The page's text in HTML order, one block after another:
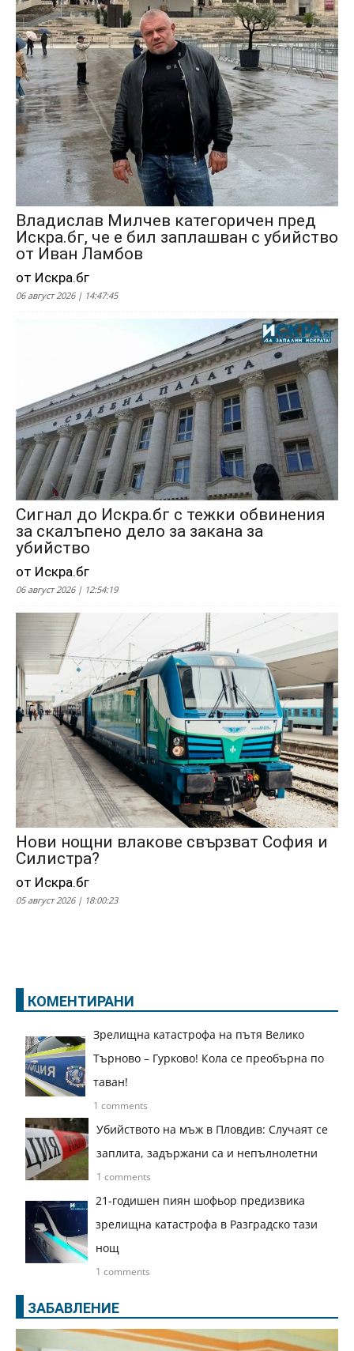
Владислав Милчев категоричен пред
Искра.бг, че е бил заплашван с убийство
от Иван Ламбов
от Искра.бг
06 август 2026 | 14:47:45
Сигнал до Искра.бг с тежки обвинения
за скалъпено дело за закана за
убийство
от Искра.бг
06 август 2026 | 12:54:19
Нови нощни влакове свързват София и
Силистра?
от Искра.бг
05 август 2026 | 18:00:23
КОМЕНТИРАНИ
Зрелищна катастрофа на пътя Велико
Търново – Гурково! Кола се преобърна по
таван!
1 comments
Убийството на мъж в Пловдив: Случаят се
заплита, задържани са и непълнолетни
1 comments
21-годишен пиян шофьор предизвика
зрелищна катастрофа в Разградско тази
нощ
1 comments
ЗАБАВЛЕНИЕ